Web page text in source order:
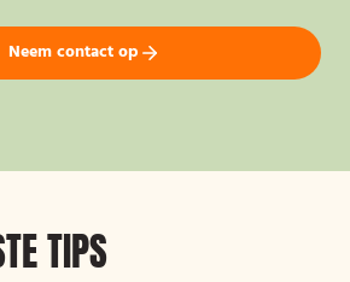
Neem contact op
TIPS